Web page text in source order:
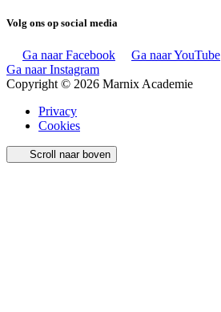
Volg ons op social media
Ga naar Facebook Ga naar YouTube
Ga naar Instagram
Copyright © 2026 Marnix Academie
Privacy
Cookies
Scroll naar boven